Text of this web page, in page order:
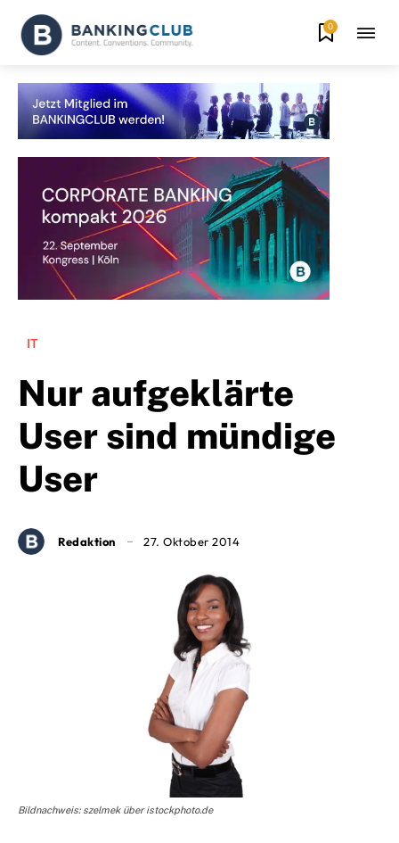
0
IT
Nur aufgeklärte
User sind mündige
User
Redaktion 27. Oktober 2014
Bildnachweis: szelmek über istockphoto.de